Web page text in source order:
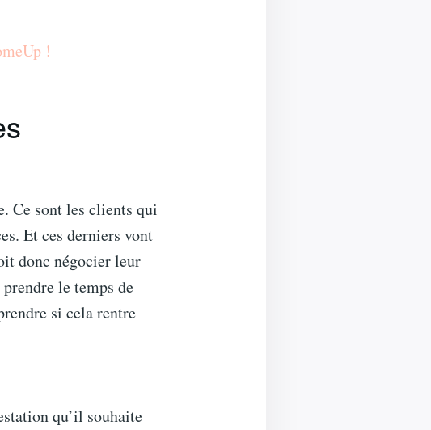
!
Ce sont les clients qui
Et ces derniers vont
donc négocier leur
le temps de
si cela rentre
qu’il souhaite